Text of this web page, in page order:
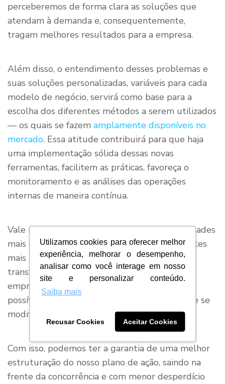
Utilizamos cookies para oferecer melhor
experiência, melhorar o desempenho,
analisar como você interage em nosso
site e personalizar conteúdo.
Saiba mais
Recusar Cookies Aceitar Cookies
perceberemos de forma clara as soluções que
atendam à demanda e, consequentemente,
tragam melhores resultados para a empresa.
Além disso, o entendimento desses problemas e
suas soluções personalizadas, variáveis para cada
modelo de negócio, servirá como base para a
escolha dos diferentes métodos a serem utilizados
— os quais se fazem amplamente disponíveis no
mercado. Essa atitude contribuirá para que haja
uma implementação sólida dessas novas
ferramentas, facilitem as práticas, favoreça o
monitoramento e as análises das operações
internas de maneira contínua.
Vale ressaltar que saber quais são as necessidades
mais comuns dos seus clientes é uma das partes
mais importantes desse processo de
transformação. Isso porque a proposta da sua
empresa deve corresponder da melhor forma
possível à expectativa do seu consumidor, que se
modifica constantemente.
Com isso, podemos ter a garantia de uma melhor
estruturação do nosso plano de ação, saindo na
frente da concorrência e com menor desperdício